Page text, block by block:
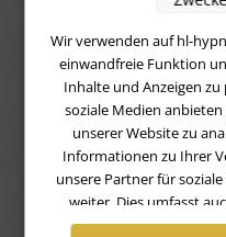
Mai 2019 (4)
April 2019 (4)
März 2019 (4)
Februar 2019 (4)
Wir verwenden auf hl-
einwandfreie Funktion
Inhalte und Anzeigen
soziale Medien
unserer Website zu
Informationen zu Ihrer
unsere Partner für
weiter. Dies umfasst
Nutzungsprofile.